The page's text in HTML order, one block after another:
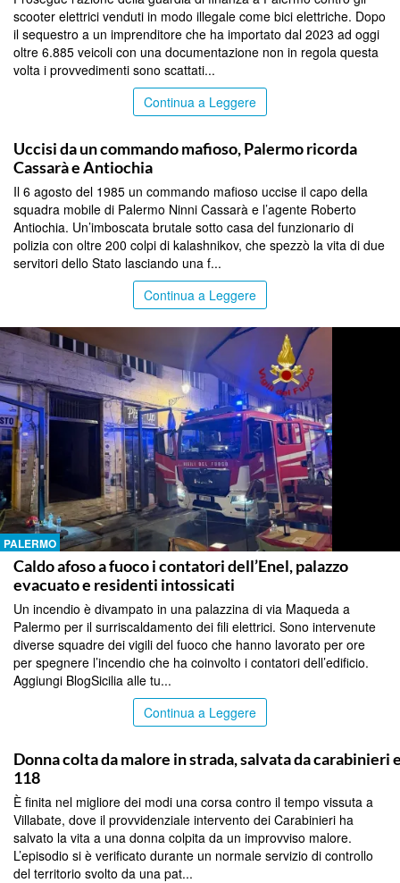
scooter elettrici venduti in modo illegale come bici elettriche. Dopo
il sequestro a un imprenditore che ha importato dal 2023 ad oggi
oltre 6.885 veicoli con una documentazione non in regola questa
volta i provvedimenti sono scattati...
Continua a Leggere
Uccisi da un commando mafioso, Palermo ricorda
Cassarà e Antiochia
Il 6 agosto del 1985 un commando mafioso uccise il capo della
squadra mobile di Palermo Ninni Cassarà e l’agente Roberto
Antiochia. Un’imboscata brutale sotto casa del funzionario di
polizia con oltre 200 colpi di kalashnikov, che spezzò la vita di due
servitori dello Stato lasciando una f...
Continua a Leggere
PALERMO
Caldo afoso a fuoco i contatori dell’Enel, palazzo
evacuato e residenti intossicati
Un incendio è divampato in una palazzina di via Maqueda a
Palermo per il surriscaldamento dei fili elettrici. Sono intervenute
diverse squadre dei vigili del fuoco che hanno lavorato per ore
per spegnere l’incendio che ha coinvolto i contatori dell’edificio.
Aggiungi BlogSicilia alle tu...
Continua a Leggere
Donna colta da malore in strada, salvata da carabinieri
118
È finita nel migliore dei modi una corsa contro il tempo vissuta a
Villabate, dove il provvidenziale intervento dei Carabinieri ha
salvato la vita a una donna colpita da un improvviso malore.
L’episodio si è verificato durante un normale servizio di controllo
del territorio svolto da una pat...